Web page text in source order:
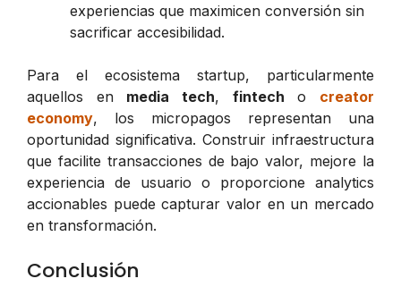
experiencias que maximicen conversión sin
sacrificar accesibilidad.
Para el ecosistema startup, particularmente
aquellos en media tech, fintech o creator
economy, los micropagos representan una
oportunidad significativa. Construir infraestructura
que facilite transacciones de bajo valor, mejore la
experiencia de usuario o proporcione analytics
accionables puede capturar valor en un mercado
en transformación.
Conclusión